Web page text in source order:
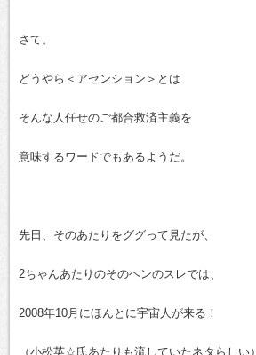
さて。
どうやら＜アセンション＞とは
そんな人任せのご都合救済主義を
意味するワードでもあるようだ。
先日、そのあたりをググって見たが、
2ちゃんあたりのそのヘンのスレでは、
2008年10月にほんとに宇宙人が来る！
（小松英☆氏あたりも流していたネタらしい）